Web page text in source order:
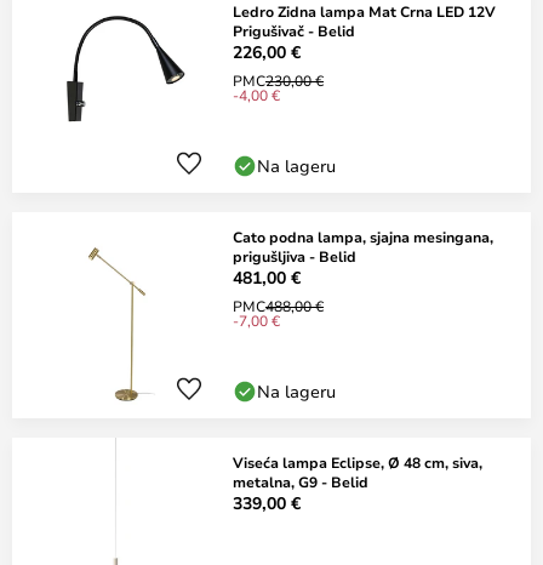
Ledro Zidna lampa Mat Crna LED 12V
Prigušivač - Belid
226,00 €
PMC230,00 €
-4,00 €
Na lageru
Cato podna lampa, sjajna mesingana,
prigušljiva - Belid
481,00 €
PMC488,00 €
-7,00 €
Na lageru
Viseća lampa Eclipse, Ø 48 cm, siva,
metalna, G9 - Belid
339,00 €